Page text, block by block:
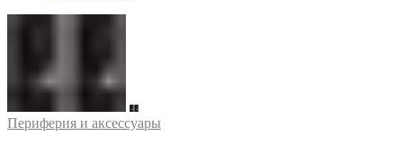
Периферия и аксессуары